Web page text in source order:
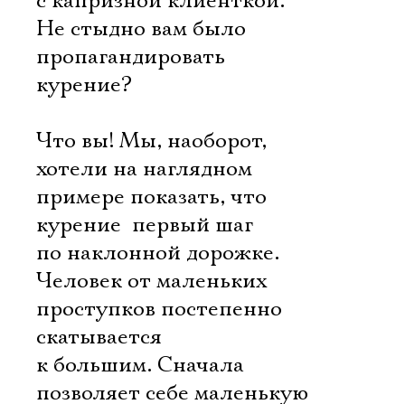
Не стыдно вам было
пропагандировать
курение?
Что вы! Мы, наоборот,
хотели на наглядном
примере показать, что
курение  первый шаг
по наклонной дорожке.
Человек от маленьких
проступков постепенно
скатывается
к большим. Сначала
позволяет себе маленькую